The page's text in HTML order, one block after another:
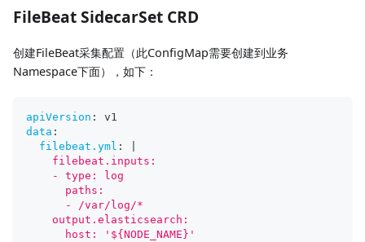
FileBeat SidecarSet CRD
创建FileBeat采集配置（此ConfigMap需要创建到业务
Namespace下面），如下：
apiVersion :
v1
data :
filebeat.yml :
    filebeat.inputs:
    - type: log
      paths:
      - /var/log/*
    output.elasticsearch:
      host: '${NODE_NAME}'